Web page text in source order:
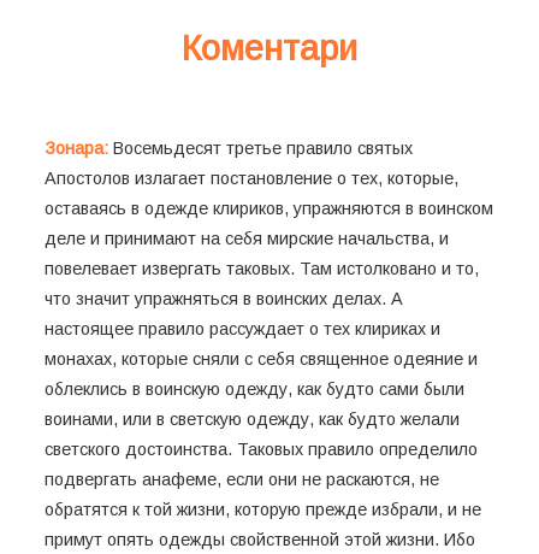
Коментари
Зонара:Восемьдесят третье правило святых
Апостолов излагает постановление о тех, которые,
оставаясь в одежде клириков, упражняются в воинском
деле и принимают на себя мирские начальства, и
повелевает извергать таковых. Там истолковано и то,
что значит упражняться в воинских делах. А
настоящее правило рассуждает о тех клириках и
монахах, которые сняли с себя священное одеяние и
облеклись в воинскую одежду, как будто сами были
воинами, или в светскую одежду, как будто желали
светского достоинства. Таковых правило определило
подвергать анафеме, если они не раскаются, не
обратятся к той жизни, которую прежде избрали, и не
примут опять одежды свойственной этой жизни. Ибо